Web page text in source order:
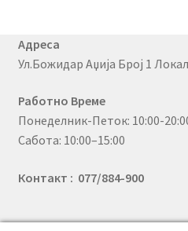
Адреса
Ул.Божидар Аџија Број 1
Работно Време
Понеделник-Петок: 10:00-
Сабота: 10:00–15:00
Контакт : 077/884-900